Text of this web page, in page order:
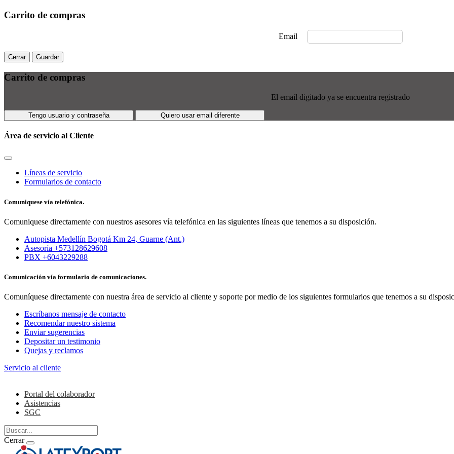
Carrito de compras
Email
Cerrar Guardar
Carrito de compras
El email digitado ya se encuentra registrado
Tengo usuario y contraseña Quiero usar email diferente
Área de servicio al Cliente
Líneas de servicio
Formularios de contacto
Comuniquese vía telefónica.
Comuniquese directamente con nuestros asesores vía telefónica en las siguientes líneas que tenemos a su disposición.
Autopista Medellín Bogotá Km 24, Guarne (Ant.)
Asesoría +573128629608
PBX +6043229288
Comunicación vía formulario de comunicaciones.
Comuníquese directamente con nuestra área de servicio al cliente y soporte por medio de los siguientes formularios que tenemos a su
Escríbanos mensaje de contacto
Recomendar nuestro sistema
Enviar sugerencias
Depositar un testimonio
Quejas y reclamos
Servicio al cliente
Portal del colaborador
Asistencias
SGC
Cerrar